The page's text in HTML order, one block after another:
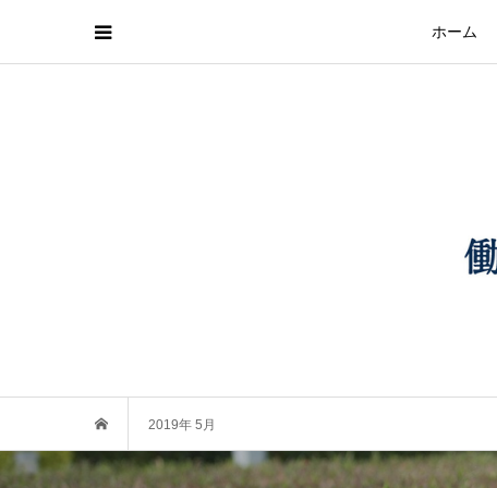
ホーム
2019年 5月